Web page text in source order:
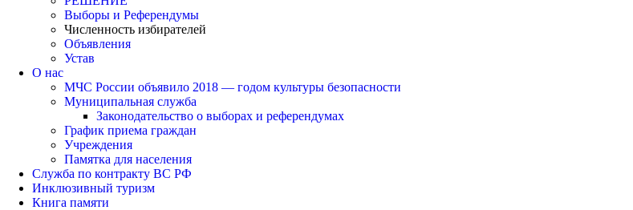
Выборы и Референдумы
Численность избирателей
Объявления
Устав
О нас
МЧС России объявило 2018 — годом культуры безопасности
Муниципальная служба
Законодательство о выборах и референдумах
График приема граждан
Учреждения
Памятка для населения
Служба по контракту ВС РФ
Инклюзивный туризм
Книга памяти